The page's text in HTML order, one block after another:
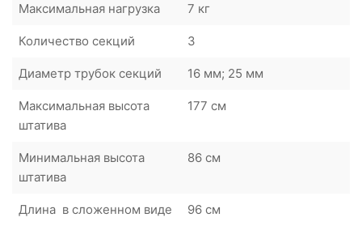
Максимальная нагрузка 7 кг
Количество секций 3
Диаметр трубок секций 16 мм; 25 мм
Максимальная высота
штатива
177 см
Минимальная высота
штатива
86 см
Длина в сложенном виде 96 см